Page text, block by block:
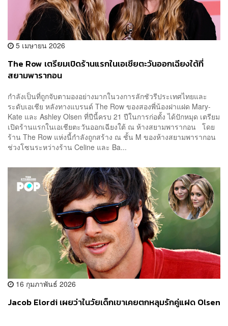
5 เมษายน 2026
The Row เตรียมเปิดร้านแรกในเอเชียตะวันออกเฉียงใต้ที่
สยามพารากอน
กำลังเป็นที่ถูกจับตามองอย่างมากในวงการลักชัวรีประเทศไทยและ
ระดับเอเชีย หลังทางแบรนด์ The Row ของสองพี่น้องฝาแฝด Mary-
Kate และ Ashley Olsen ที่ปีนี้ครบ 21 ปีในการก่อตั้ง ได้ปักหมุด เตรียม
เปิดร้านแรกในเอเชียตะวันออกเฉียงใต้ ณ ห้างสยามพารากอน โดย
ร้าน The Row แห่งนี้กำลังถูกสร้าง ณ ชั้น M ของห้างสยามพารากอน
ช่วงโซนระหว่างร้าน Celine และ Ba...
16 กุมภาพันธ์ 2026
Jacob Elordi เผยว่าในวัยเด็กเขาเคยตกหลุมรักคู่แฝด Olsen